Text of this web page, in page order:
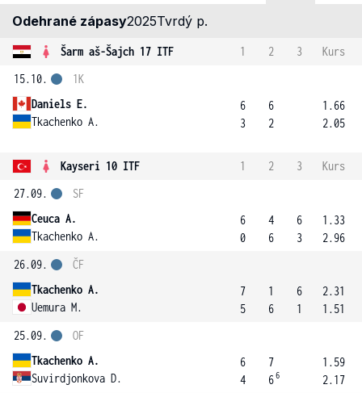
Odehrané zápasy2025Tvrdý p.
Šarm aš-Šajch 17 ITF 1 2 3
Kurs
15.10.
Daniels E.
Tkachenko A.
1K
6
3
6
2
1.66
2.05
Kayseri 10 ITF 1 2 3
Kurs
27.09.
Ceuca A.
Tkachenko A.
SF
6
0
4
6
6
3
1.33
2.96
26.09.
Tkachenko A.
Uemura M.
ČF
7
5
1
6
6
1
2.31
1.51
25.09.
Tkachenko A.
Suvirdjonkova D.
OF
6
4
7
66
1.59
2.17